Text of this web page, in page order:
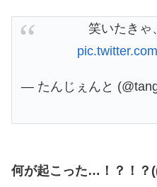
笑いたきゃ
— たんじぇんと
何が起こった…！？！？